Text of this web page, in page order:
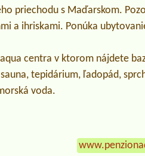
priechodu s Maďarskom.
a ihriskami. Ponúka
centra v ktorom nájdete
tepidárium, ľadopád,
voda.